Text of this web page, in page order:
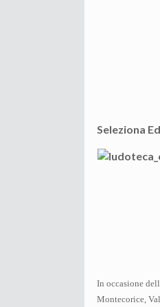
Seleziona
In occasione
Montecorice,